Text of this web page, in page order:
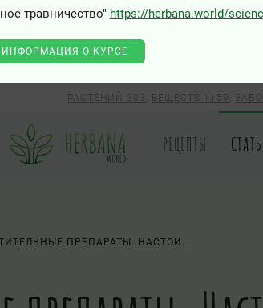
травничество" https://herbana.world/
ИНФОРМАЦИЯ О КУРСЕ
РАСТЕНИЙ 303 ВЕЩЕСТВ 1159
РЕЦЕПТЫ
ПРЕПАРАТЫ. НАСТОИ.